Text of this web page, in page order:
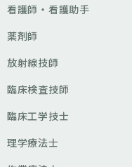
看護師・看護助手
薬剤師
放射線技師
臨床検査技師
臨床工学技士
理学療法士